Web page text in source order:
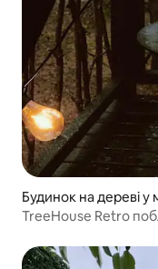
Будинок на дереві у
TreeHouse Retro